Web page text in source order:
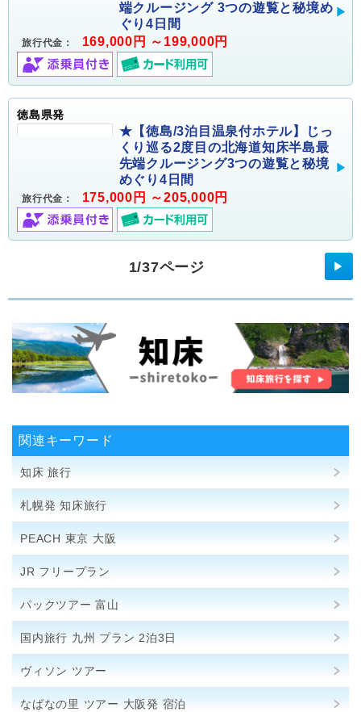
端クルージング 3つの遊覧と秘境め
ぐり4日間
旅行代金： 169,000円 ～199,000円
徳島県発
★【徳島/3泊目温泉付ホテル】じっ
くり巡る2度目の北海道知床半島最
先端クルージング3つの遊覧と秘境
めぐり4日間
旅行代金： 175,000円 ～205,000円
1/37ページ ▶
関連キーワード
知床 旅行
札幌発 知床旅行
PEACH 東京 大阪
JR フリープラン
パックツアー 富山
国内旅行 九州 プラン 2泊3日
ヴィソン ツアー
なばなの里 ツアー 大阪発 宿泊